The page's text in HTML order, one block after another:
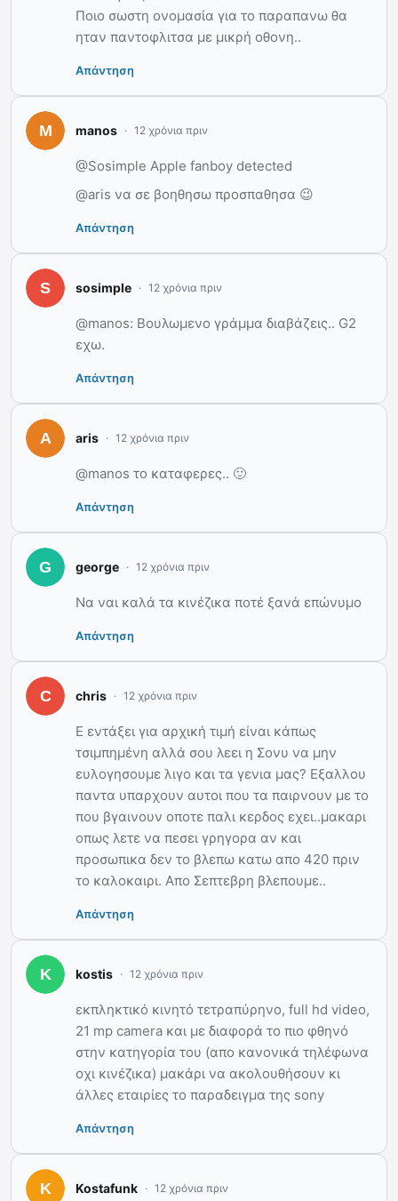
Ποιο σωστη ονομασία για το παραπανω θα
ηταν παντοφλιτσα με μικρή οθονη..
Απάντηση
manos 12 χρόνια πριν
@Sosimple Apple fanboy detected
@aris να σε βοηθησω προσπαθησα 😉
Απάντηση
sosimple 12 χρόνια πριν
@manos: Βουλωμενο γράμμα διαβάζεις.. G2
εχω.
Απάντηση
aris 12 χρόνια πριν
@manos το καταφερες.. 🙂
Απάντηση
george 12 χρόνια πριν
Να ναι καλά τα κινέζικα ποτέ ξανά επώνυμο
Απάντηση
chris 12 χρόνια πριν
Ε εντάξει για αρχική τιμή είναι κάπως
τσιμπημένη αλλά σου λεει η Σονυ να μην
ευλογησουμε λιγο και τα γενια μας? Εξαλλου
παντα υπαρχουν αυτοι που τα παιρνουν με το
που βγαινουν οποτε παλι κερδος εχει..μακαρι
οπως λετε να πεσει γρηγορα αν και
προσωπικα δεν το βλεπω κατω απο 420 πριν
το καλοκαιρι. Απο Σεπτεβρη βλεπουμε..
Απάντηση
kostis 12 χρόνια πριν
εκπληκτικό κινητό τετραπύρηνο, full hd video,
21 mp camera και με διαφορά το πιο φθηνό
στην κατηγορία του (απο κανονικά τηλέφωνα
οχι κινέζικα) μακάρι να ακολουθήσουν κι
άλλες εταιρίες το παραδειγμα της sony
Απάντηση
Kostafunk 12 χρόνια πριν